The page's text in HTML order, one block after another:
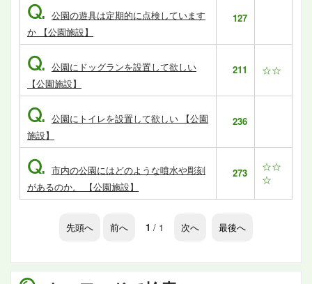
Q. 公園の遊具は定期的に点検しています
か 【公園施設】
127
Q. 公園にドッグランを設置して欲しい
【公園施設】
211 ☆☆
Q. 公園にトイレを設置して欲しい 【公園
施設】
236
Q. 市内の公園にはどのような噴水や彫刻
があるのか。 【公園施設】
273
☆☆
☆
先頭へ 前へ 1 / 1 次へ 最後へ